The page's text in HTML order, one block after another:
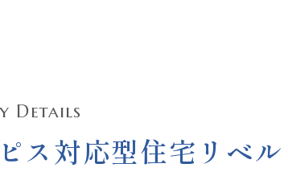
Details
ス対応型住宅リベ